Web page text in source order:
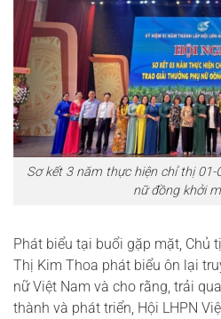
Sơ kết 3 năm thực hiện chỉ thị
nữ đồng khởi
Phát biểu tại buổi gặp mặt, Chủ
Thị Kim Thoa phát biểu ôn lại
nữ Việt Nam và cho rằng, trải
thành và phát triển, Hội LHPN